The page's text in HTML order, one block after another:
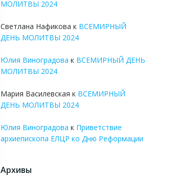
МОЛИТВЫ 2024
Светлана Нафикова к ВСЕМИРНЫЙ
ДЕНЬ МОЛИТВЫ 2024
Юлия Виноградова к ВСЕМИРНЫЙ ДЕНЬ
МОЛИТВЫ 2024
Мария Василевская к ВСЕМИРНЫЙ
ДЕНЬ МОЛИТВЫ 2024
Юлия Виноградова к Приветствие
архиепископа ЕЛЦР ко Дню Реформации
Архивы